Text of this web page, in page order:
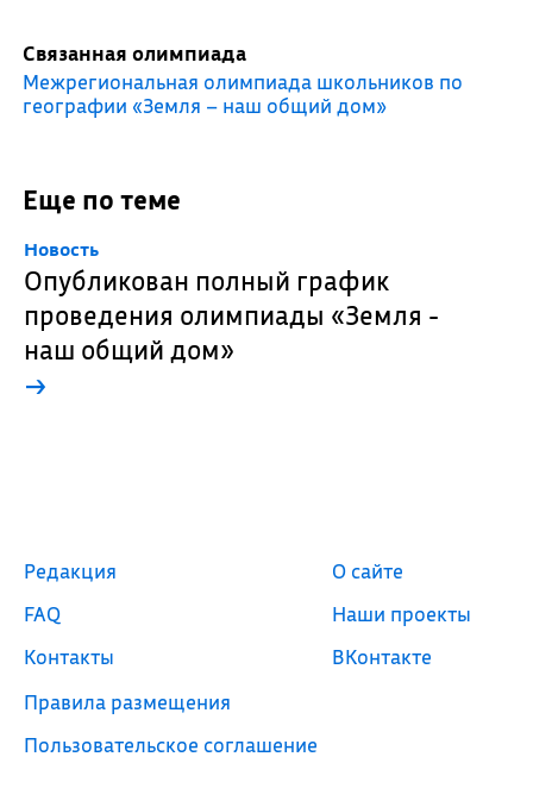
Связанная олимпиада
Межрегиональная олимпиада школьников по
географии «Земля – наш общий дом»
Еще по теме
Новость
Опубликован полный график
проведения олимпиады «Земля -
наш общий дом»
→
Редакция
FAQ
Контакты
Правила размещения
Пользовательское соглашение
О сайте
Наши проекты
ВКонтакте